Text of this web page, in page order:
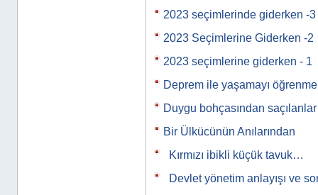
2023 seçimlerinde giderken -3
2023 Seçimlerine Giderken -2
2023 seçimlerine giderken - 1
Deprem ile yaşamayı
Duygu bohçasından
Bir Ülkücünün Anılarından
Kırmızı ibikli küçük tavuk…
Devlet yönetim anlayışı ve